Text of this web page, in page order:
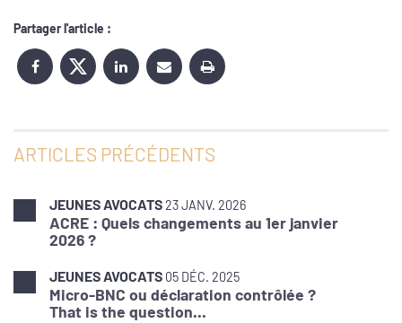
Partager l'article :
ARTICLES PRÉCÉDENTS
JEUNES AVOCATS23 JANV. 2026
ACRE : Quels changements au 1er janvier
2026 ?
JEUNES AVOCATS 05 DÉC. 2025
Micro-BNC ou déclaration contrôlée ?
That is the question...